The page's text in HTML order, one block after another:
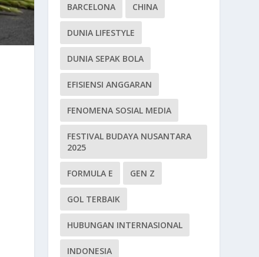
BARCELONA CHINA
DUNIA LIFESTYLE
DUNIA SEPAK BOLA
EFISIENSI ANGGARAN
FENOMENA SOSIAL MEDIA
FESTIVAL BUDAYA NUSANTARA
2025
FORMULA E GEN Z
GOL TERBAIK
HUBUNGAN INTERNASIONAL
INDONESIA